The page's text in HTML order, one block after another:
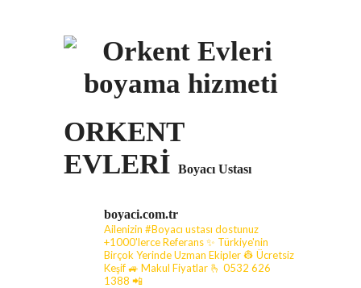
ORKENT
EVLERİ Boyacı Ustası
boyaci.com.tr
Ailenizin #Boyacı ustası dostunuz
+1000'lerce Referans ✨ Türkiye'nin
Birçok Yerinde Uzman Ekipler 👷 Ücretsiz
Keşif 🚙 Makul Fiyatlar 🫰 0532 626
1388 📲